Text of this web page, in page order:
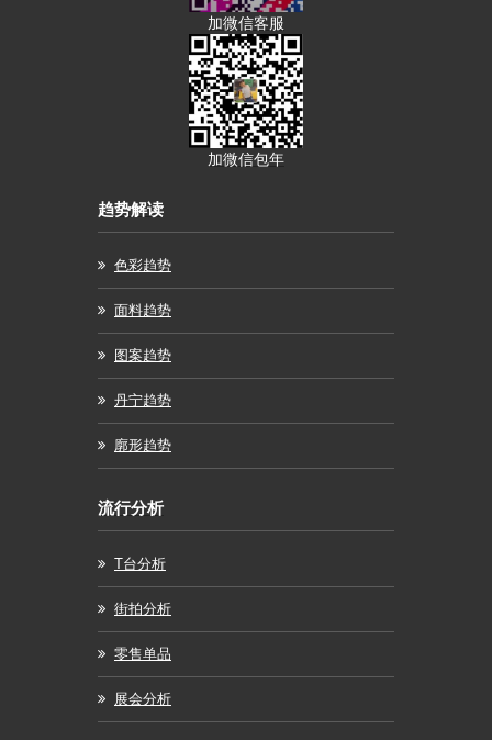
加微信客服
加微信包年
趋势解读
色彩趋势
面料趋势
图案趋势
丹宁趋势
廓形趋势
流行分析
T台分析
街拍分析
零售单品
展会分析